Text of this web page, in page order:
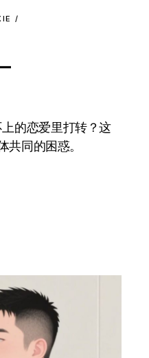
的恋爱里打转？这
共同的困惑。